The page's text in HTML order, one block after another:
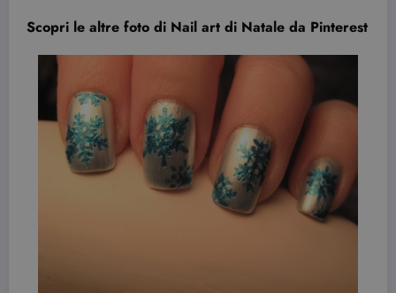
Scopri le altre foto di Nail art di Natale da Pinterest